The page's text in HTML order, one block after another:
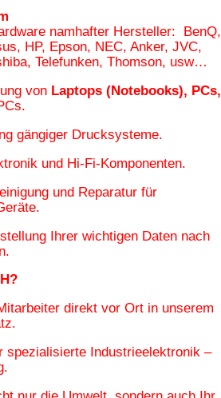
namhafter Hersteller: BenQ,
HP, Epson, NEC, Anker, JVC,
Telefunken, Thomson, usw…
von Laptops (Notebooks), PCs,
gängiger Drucksysteme.
und Hi-Fi-Komponenten.
und Reparatur für
.
Ihrer wichtigen Datennach
direkt vor Ort in unserem
.
spezialisierte Industrieelektronik –